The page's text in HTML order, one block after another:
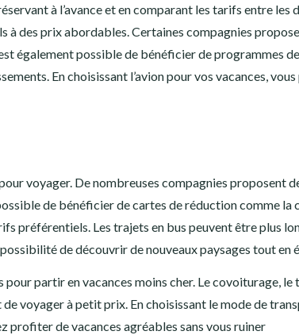
à l’avance et en comparant les tarifs entre
à des prix abordables. Certaines compagnies
également possible de bénéficier de programmes
En choisissant l’avion pour vos vacances,
voyager. De nombreuses compagnies proposent
de bénéficier de cartes de réduction comme la
préférentiels. Les trajets en bus peuvent être plus
de découvrir de nouveaux paysages tout en
partir en vacances moins cher. Le covoiturage, le
voyager à petit prix. En choisissant le mode de
profiter de vacances agréables sans vous ruiner